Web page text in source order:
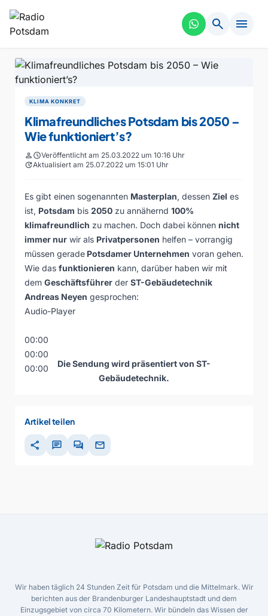
search menu
KLIMA KONKRET
Klimafreundliches Potsdam bis 2050 –
Wie funktioniert’s?
personscheduleVeröffentlicht am 25.03.2022 um 10:16 Uhr
updateAktualisiert am 25.07.2022 um 15:01 Uhr
Es gibt einen sogenannten Masterplan, dessen Ziel es
ist, Potsdam bis 2050 zu annähernd 100%
klimafreundlich zu machen. Doch dabei können nicht
immer nur wir als Privatpersonen helfen – vorrangig
müssen gerade Potsdamer Unternehmen voran gehen.
Wie das funktionieren kann, darüber haben wir mit
dem Geschäftsführer der ST-Gebäudetechnik
Andreas Neyen gesprochen:
Audio-Player
00:00
00:00
00:00
Die Sendung wird präsentiert von ST-
Gebäudetechnik.
Artikel teilen
share chat forum mail
Wir haben täglich 24 Stunden Zeit für Potsdam und die Mittelmark. Wir
berichten aus der Brandenburger Landeshauptstadt und dem
Einzugsgebiet von circa 70 Kilometern. Wir bündeln das Wissen der